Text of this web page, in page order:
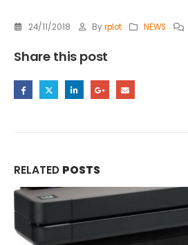
24/11/2018 By rplot NEWS
Share this post
RELATED POSTS